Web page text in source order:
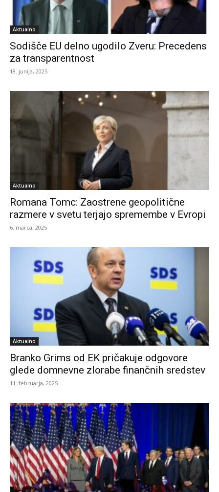
Aktualno
Sodišče EU delno ugodilo Zveru: Precedens
za transparentnost
18. junija, 2025
Aktualno
Romana Tomc: Zaostrene geopolitične
razmere v svetu terjajo spremembe v Evropi
6. marca, 2025
Aktualno
Branko Grims od EK pričakuje odgovore
glede domnevne zlorabe finančnih sredstev
11. februarja, 2025